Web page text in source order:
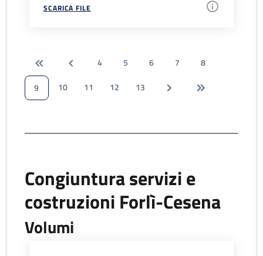
SCARICA FILE
4 5 6 7
8
9
10 11 12 13
Congiuntura servizi e
costruzioni Forlì-Cesena
Volumi